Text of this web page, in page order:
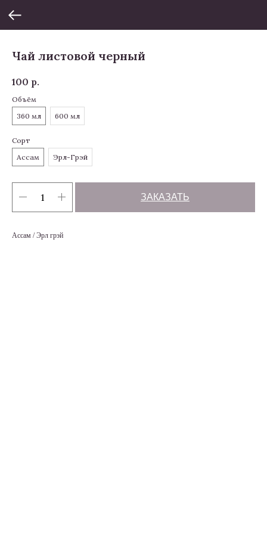
Чай листовой черный
100 р.
Объём
360 мл
600 мл
Сорт
Ассам
Эрл-Грэй
ЗАКАЗАТЬ
Ассам / Эрл грэй